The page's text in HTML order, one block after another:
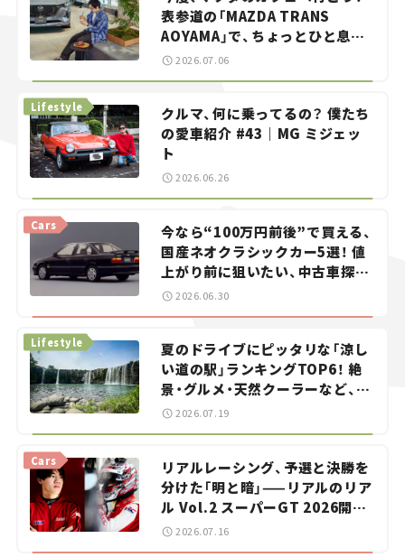
表参道の「MAZDA TRANS
AOYAMA」で、ちょっとひと息。
——連載｜CCGとクルマでどうす
2026.07.06
クルマ、何に乗ってるの？ 僕たち
の愛車紹介 #43｜MG ミジェッ
ト
Lifestyle
2026.06.26
今なら“100万円前後”で買える、
国産ネオクラシックカー5選！ 値
上がり前に狙いたい、中古車探し
をお手伝い――ちょっとイケてるマ
Cars
2026.06.30
夏のドライブにピッタリな「涼し
い道の駅」ランキングTOP6！ 絶
景・グルメ・天然クーラーなど、避
暑におすすめのスポットを紹介
【道の駅マニアの推し駅ガイド】
Lifestyle
2026.07.19
リアルレーシング、予選と決勝を
分けた「明と暗」——リアルのリア
ル Vol.2 スーパーGT 2026開幕
戦 岡山国際サーキット
Cars
2026.07.16